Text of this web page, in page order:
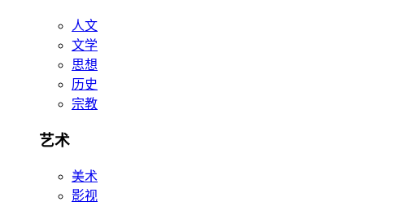
人文
文学
思想
历史
宗教
艺术
美术
影视